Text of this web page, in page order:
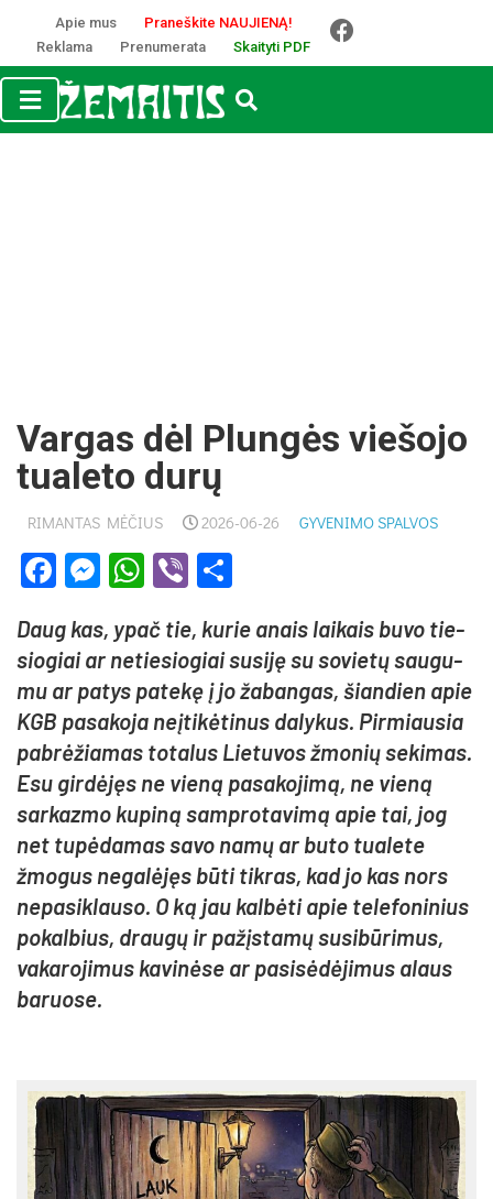
Apie mus
Praneškite NAUJIENĄ!
Reklama
Prenumerata Skaityti PDF
Var­gas dėl Plun­gės vie­šo­jo
tua­le­to du­rų
RIMANTAS MĖČIUS 2026-06-26 GYVENIMO SPALVOS
Facebook
Messenger
WhatsApp
Viber
Daug kas, ypač tie, ku­rie anais lai­kais bu­vo tie­
sio­giai ar ne­tie­sio­giai su­si­ję su so­vie­tų sau­gu­
mu ar pa­tys pa­te­kę į jo ža­ban­gas, šian­dien apie
KGB pa­sa­ko­ja neį­ti­kė­ti­nus da­ly­kus. Pir­miau­sia
pa­brė­žia­mas to­ta­lus Lie­tu­vos žmo­nių se­ki­mas.
Esu gir­dė­jęs ne vie­ną pa­sa­ko­ji­mą, ne vie­ną
sar­kaz­mo ku­pi­ną sam­pro­ta­vi­mą apie tai, jog
net tu­pė­da­mas sa­vo na­mų ar bu­to tua­le­te
žmo­gus ne­ga­lė­jęs bū­ti tik­ras, kad jo kas nors
ne­pa­sik­lau­so. O ką jau kal­bė­ti apie te­le­fo­ni­nius
po­kal­bius, drau­gų ir pa­žįs­ta­mų su­si­bū­ri­mus,
va­ka­ro­ji­mus ka­vi­nė­se ar pa­si­sė­dė­ji­mus alaus
ba­ruo­se.